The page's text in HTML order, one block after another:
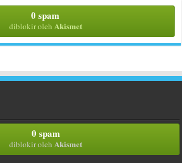
0 spam
diblokir oleh Akismet
0 spam
diblokir oleh Akismet